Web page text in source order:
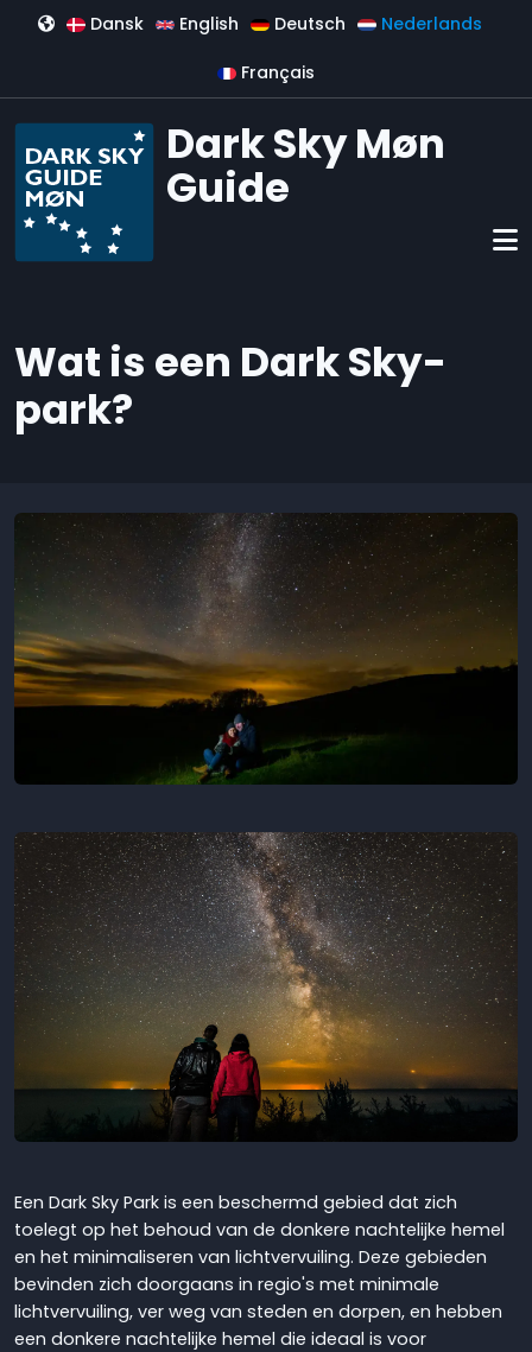
Overslaan en naar de inhoud gaan
Dansk English Deutsch Nederlands
Français
Dark Sky Møn
Guide
Wat is een Dark Sky-
park?
Een Dark Sky Park is een beschermd gebied dat zich
toelegt op het behoud van de donkere nachtelijke hemel
en het minimaliseren van lichtvervuiling. Deze gebieden
bevinden zich doorgaans in regio's met minimale
lichtvervuiling, ver weg van steden en dorpen, en hebben
een donkere nachtelijke hemel die ideaal is voor